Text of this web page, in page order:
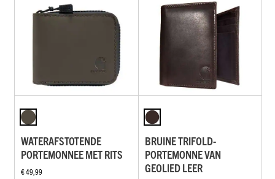
WATERAFSTOTENDE
PORTEMONNEE MET RITS
€ 49,99
BRUINE TRIFOLD-
PORTEMONNE VAN
GEOLIED LEER